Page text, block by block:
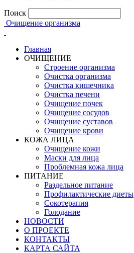
Поиск
Очищение организма
Главная
ОЧИЩЕНИЕ
Строение организма
Очистка организма
Очистка кишечника
Очистка печени
Очищение почек
Очищение сосудов
Очищение суставов
Очищение крови
КОЖА ЛИЦА
Очищение кожи
Маски для лица
Проблемная кожа лица
ПИТАНИЕ
Раздельное питание
Профилактические диеты
Сокотерапия
Голодание
НОВОСТИ
О ПРОЕКТЕ
КОНТАКТЫ
КАРТА САЙТА